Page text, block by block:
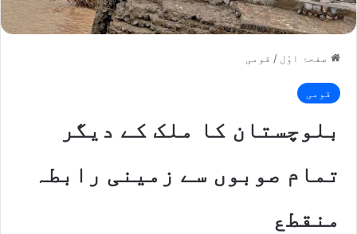
صفحۂ اوّل / قومی
قومی
بلوچستان کا ملک کے دیگر
تمام صوبوں سے زمینی رابطہ
منقطع